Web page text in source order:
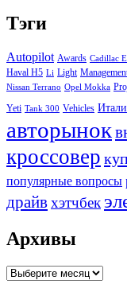
Тэги
Autopilot Awards Cadillac
Haval H5 Li Light
Nissan Terrano Opel Mokka
Yeti Tank 300 Vehicles
авторынок
кроссовер
популярные вопросы
драйвхэтчбек
Архивы
Архивы